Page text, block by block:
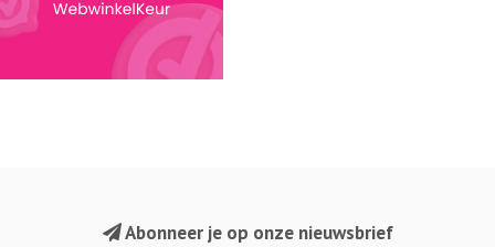
Abonneer je op onze nieuwsbrief